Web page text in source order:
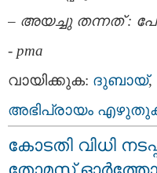
– അയച്ചു തന്നത് :
- pma
വായിക്കുക: ദുബായ്‌,
അഭിപ്രായം
കോടതി വിധി